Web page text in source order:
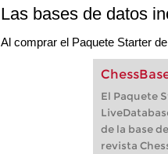
Las bases de datos
Al comprar el Paquete Starter
El Paquete
de la base
revista